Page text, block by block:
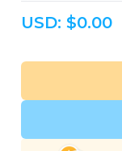
USD: $0.00